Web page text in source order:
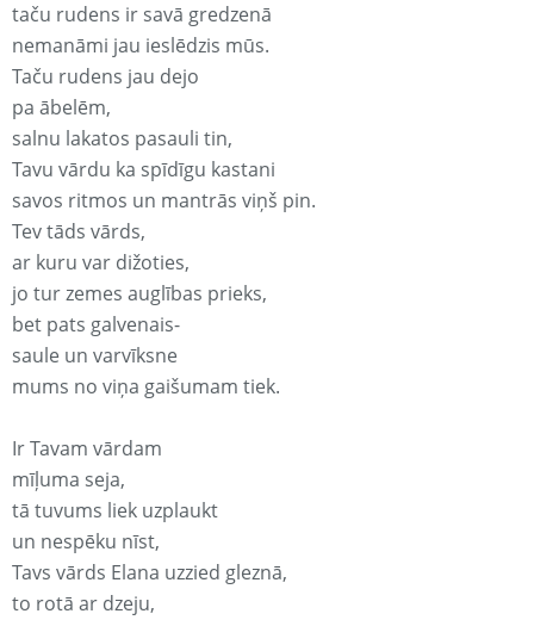
taču rudens ir savā gredzenā
nemanāmi jau ieslēdzis mūs.
Taču rudens jau dejo
pa ābelēm,
salnu lakatos pasauli tin,
Tavu vārdu ka spīdīgu kastani
savos ritmos un mantrās viņš pin.
Tev tāds vārds,
ar kuru var dižoties,
jo tur zemes auglības prieks,
bet pats galvenais-
saule un varvīksne
mums no viņa gaišumam tiek.
Ir Tavam vārdam
mīļuma seja,
tā tuvums liek uzplaukt
un nespēku nīst,
Tavs vārds Elana uzzied gleznā,
to rotā ar dzeju,